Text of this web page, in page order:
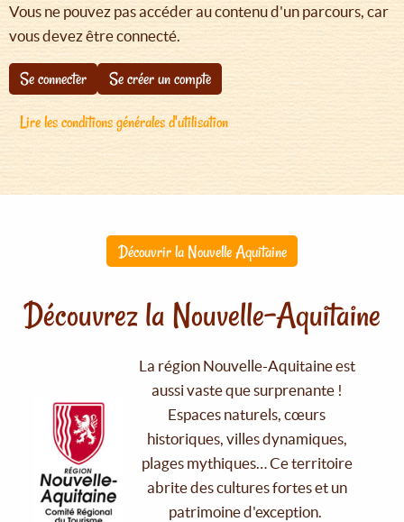
Vous ne pouvez pas accéder au contenu d'un parcours, car
vous devez être connecté.
Se connecter
Se créer un compte
Lire les conditions générales d'utilisation
Découvrir la Nouvelle Aquitaine
Découvrez la Nouvelle-Aquitaine
La région Nouvelle-Aquitaine est
aussi vaste que surprenante !
Espaces naturels, cœurs
historiques, villes dynamiques,
plages mythiques… Ce territoire
abrite des cultures fortes et un
patrimoine d'exception.